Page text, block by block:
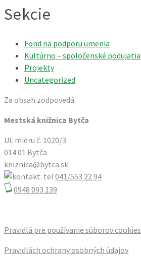
Sekcie
Fond na podporu umenia
Kultúrno – spoločenské podujatia
Projekty
Uncategorized
Za obsah zodpovedá:
Mestská knižnica Bytča
Ul. mieru č. 1020/3
014 01 Bytča
kniznica@bytca.sk
041/553 22 94
0948 093 139
Pravidlá pre používanie súborov cookies
Pravidlách ochrany osobných údajov